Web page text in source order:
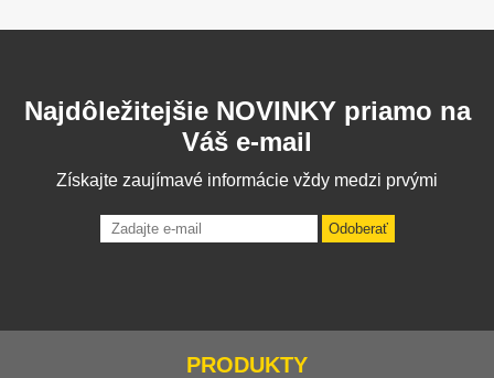
Najdôležitejšie NOVINKY priamo na
Váš e-mail
Získajte zaujímavé informácie vždy medzi prvými
Odoberať
PRODUKTY